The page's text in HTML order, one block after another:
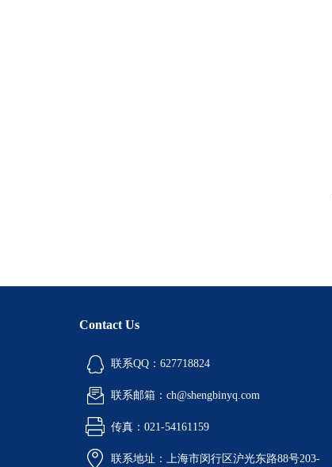
Contact Us
联系QQ：627718824
联系邮箱：ch@shengbinyq.com
传真：021-54161159
联系地址：上海市闵行区沪光东路88号203-